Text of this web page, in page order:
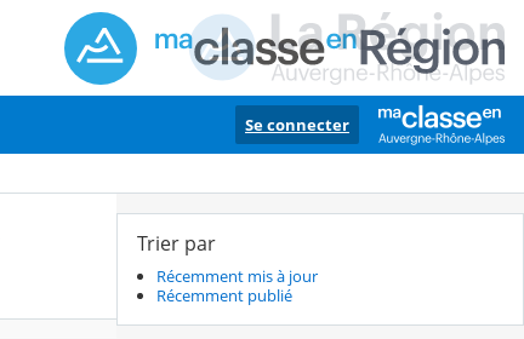
Se connecter
Trier par
Récemment mis à jour
Récemment publié